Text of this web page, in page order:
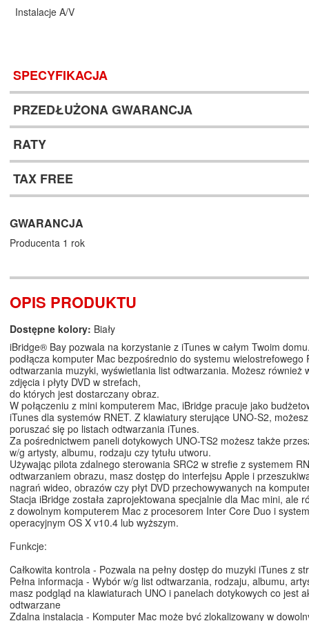
Instalacje A/V
SPECYFIKACJA
PRZEDŁUŻONA GWARANCJA
RATY
TAX FREE
GWARANCJA
Producenta 1 rok
OPIS PRODUKTU
Dostępne kolory: Biały
iBridge® Bay pozwala na korzystanie z iTunes w całym Twoim
podłącza komputer Mac bezpośrednio do systemu wielostrefowego
odtwarzania muzyki, wyświetlania list odtwarzania. Możesz również
zdjęcia i płyty DVD w strefach,
do których jest dostarczany obraz.
W połączeniu z mini komputerem Mac, iBridge pracuje jako
iTunes dla systemów RNET. Z klawiatury sterujące UNO-S2,
poruszać się po listach odtwarzania iTunes.
Za pośrednictwem paneli dotykowych UNO-TS2 możesz także
w/g artysty, albumu, rodzaju czy tytułu utworu.
Używając pilota zdalnego sterowania SRC2 w strefie z systemem
odtwarzaniem obrazu, masz dostęp do interfejsu Apple i
nagrań wideo, obrazów czy płyt DVD przechowywanych na
Stacja iBridge została zaprojektowana specjalnie dla Mac mini, ale
z dowolnym komputerem Mac z procesorem Inter Core Duo i
operacyjnym OS X v10.4 lub wyższym.
Funkcje:
Całkowita kontrola - Pozwala na pełny dostęp do muzyki iTunes z
Pełna informacja - Wybór w/g list odtwarzania, rodzaju, albumu,
masz podgląd na klawiaturach UNO i panelach dotykowych co jest
odtwarzane
Zdalna instalacja - Komputer Mac może być zlokalizowany w